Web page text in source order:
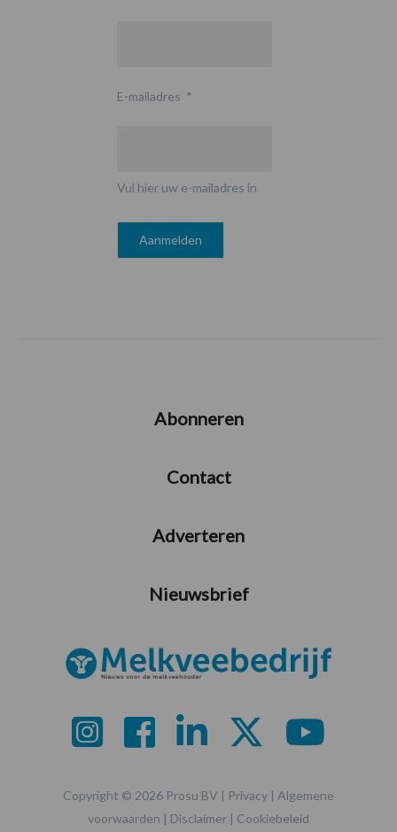
E-mailadres *
Vul hier uw e-mailadres in
Abonneren
Contact
Adverteren
Nieuwsbrief
Copyright © 2026 Prosu BV | Privacy | Algemene
voorwaarden | Disclaimer | Cookiebeleid